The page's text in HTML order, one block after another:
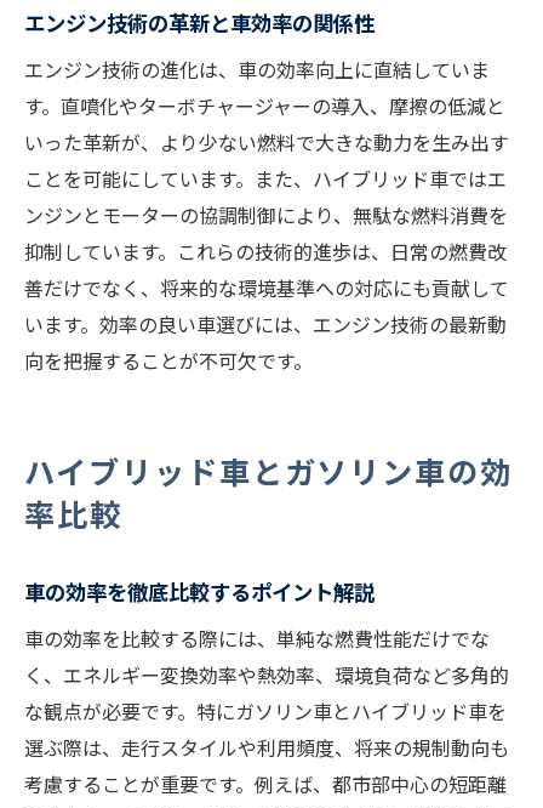
ガソリン車ハイブリッド車の将来性を展望
車の熱効率進化と持続可能な選択肢とは
効率性とライフスタイルで決める車の選択
法
環境・効率性能で後悔しない車選びのコツ
エンジン技術の革新と車効率の関係性
エンジン技術の進化は、車の効率向上に直結していま
す。直噴化やターボチャージャーの導入、摩擦の低減と
いった革新が、より少ない燃料で大きな動力を生み出す
ことを可能にしています。また、ハイブリッド車ではエ
ンジンとモーターの協調制御により、無駄な燃料消費を
抑制しています。これらの技術的進歩は、日常の燃費改
善だけでなく、将来的な環境基準への対応にも貢献して
います。効率の良い車選びには、エンジン技術の最新動
向を把握することが不可欠です。
ハイブリッド車とガソリン車の効
率比較
車の効率を徹底比較するポイント解説
車の効率を比較する際には、単純な燃費性能だけでな
く、エネルギー変換効率や熱効率、環境負荷など多角的
な観点が必要です。特にガソリン車とハイブリッド車を
選ぶ際は、走行スタイルや利用頻度、将来の規制動向も
考慮することが重要です。例えば、都市部中心の短距離